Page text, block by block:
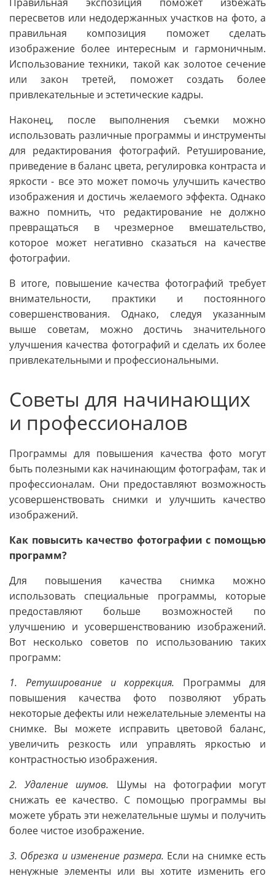
пересветов или недодержанных участков на фото, а
правильная композиция поможет сделать
изображение более интересным и гармоничным.
Использование техники, такой как золотое сечение
или закон третей, поможет создать более
привлекательные и эстетические кадры.
Наконец, после выполнения съемки можно
использовать различные программы и инструменты
для редактирования фотографий. Ретуширование,
приведение в баланс цвета, регулировка контраста и
яркости - все это может помочь улучшить качество
изображения и достичь желаемого эффекта. Однако
важно помнить, что редактирование не должно
превращаться в чрезмерное вмешательство,
которое может негативно сказаться на качестве
фотографии.
В итоге, повышение качества фотографий требует
внимательности, практики и постоянного
совершенствования. Однако, следуя указанным
выше советам, можно достичь значительного
улучшения качества фотографий и сделать их более
привлекательными и профессиональными.
Советы для начинающих
и профессионалов
Программы для повышения качества фото могут
быть полезными как начинающим фотографам, так и
профессионалам. Они предоставляют возможность
усовершенствовать снимки и улучшить качество
изображений.
Как повысить качество фотографии с помощью
программ?
Для повышения качества снимка можно
использовать специальные программы, которые
предоставляют больше возможностей по
улучшению и усовершенствованию изображений.
Вот несколько советов по использованию таких
программ:
1. Ретуширование и коррекция. Программы для
повышения качества фото позволяют убрать
некоторые дефекты или нежелательные элементы на
снимке. Вы можете исправить цветовой баланс,
увеличить резкость или управлять яркостью и
контрастностью изображения.
2. Удаление шумов. Шумы на фотографии могут
снижать ее качество. С помощью программы вы
можете убрать эти нежелательные шумы и получить
более чистое изображение.
3. Обрезка и изменение размера. Если на снимке есть
ненужные элементы или вы хотите изменить его